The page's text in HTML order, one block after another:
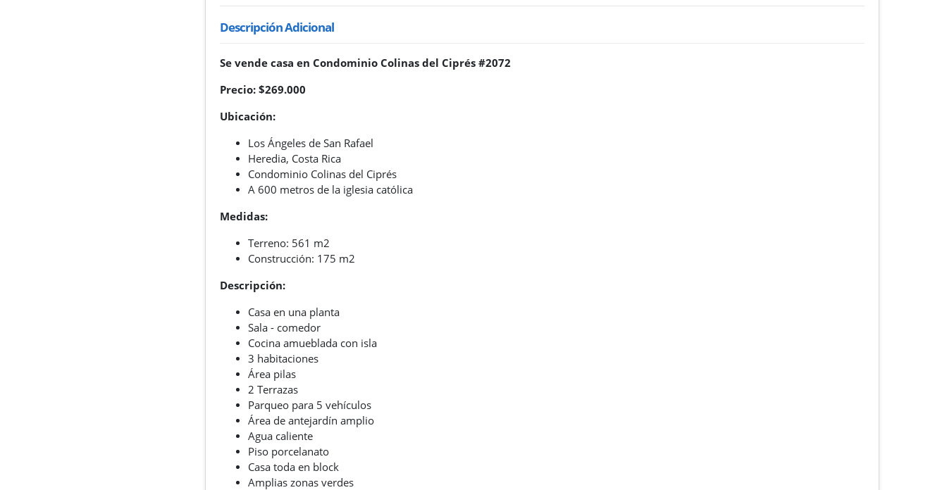
Descripción Adicional
Se vende casa en Condominio Colinas del Ciprés #2072
Precio: $269.000
Ubicación:
Los Ángeles de San Rafael
Heredia, Costa Rica
Condominio Colinas del Ciprés
A 600 metros de la iglesia católica
Medidas:
Terreno: 561 m2
Construcción: 175 m2
Descripción:
Casa en una planta
Sala - comedor
Cocina amueblada con isla
3 habitaciones
Área pilas
2 Terrazas
Parqueo para 5 vehículos
Área de antejardín amplio
Agua caliente
Piso porcelanato
Casa toda en block
Amplias zonas verdes